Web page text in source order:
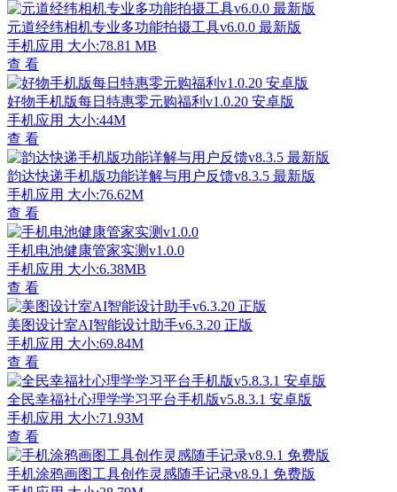
元道经纬相机专业多功能拍摄工具v6.0.0 最新版
手机应用 大小:78.81 MB
查 看
好物手机版每日特惠零元购福利v1.0.20 安卓版
手机应用 大小:44M
查 看
韵达快递手机版功能详解与用户反馈v8.3.5 最新版
手机应用 大小:76.62M
查 看
手机电池健康管家实测v1.0.0
手机应用 大小:6.38MB
查 看
美图设计室AI智能设计助手v6.3.20 正版
手机应用 大小:69.84M
查 看
全民幸福社心理学学习平台手机版v5.8.3.1 安卓版
手机应用 大小:71.93M
查 看
手机涂鸦画图工具创作灵感随手记录v8.9.1 免费版